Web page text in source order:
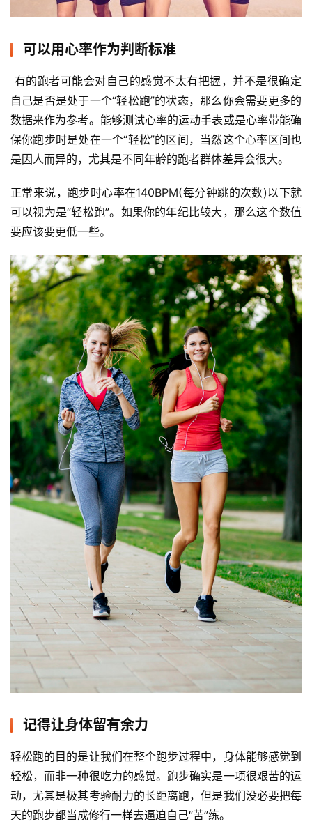
练
视
频
户
精
选
运
动
集
可以用心率作为判断标准
自己是否是处于一个“轻松跑”的状态，那么你会需要更多的
数据来作为参考。能够测试心率的运动手表或是心率带能确
保你跑步时是处在一个“轻松”的区间，当然这个心率区间也
是因人而异的，尤其是不同年龄的跑者群体差异会很大。
正常来说，跑步时心率在140BPM(每分钟跳的次数)以下就
可以视为是“轻松跑”。如果你的年纪比较大，那么这个数值
要应该要更低一些。
记得让身体留有余力
轻松跑的目的是让我们在整个跑步过程中，身体能够感觉到
轻松，而非一种很吃力的感觉。跑步确实是一项很艰苦的运
动，尤其是极其考验耐力的长距离跑，但是我们没必要把每
天的跑步都当成修行一样去逼迫自己“苦”练。